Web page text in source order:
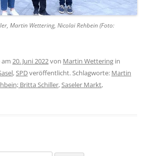
Martin Wettering, Nicolai Rehbein (Foto:
20. Juni 2022von Martin Wettering in
,SPDveröffentlicht. Schlagworte: Martin
Britta Schiller,Saseler Markt,